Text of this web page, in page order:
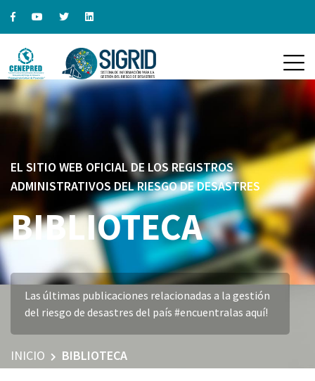
EL SITIO WEB OFICIAL DE LOS REGISTROS
ADMINISTRATIVOS DEL RIESGO DE DESASTRES
BIBLIOTECA
Las últimas publicaciones relacionadas a la gestión
del riesgo de desastres del país #encuentralas aquí!
INICIO BIBLIOTECA